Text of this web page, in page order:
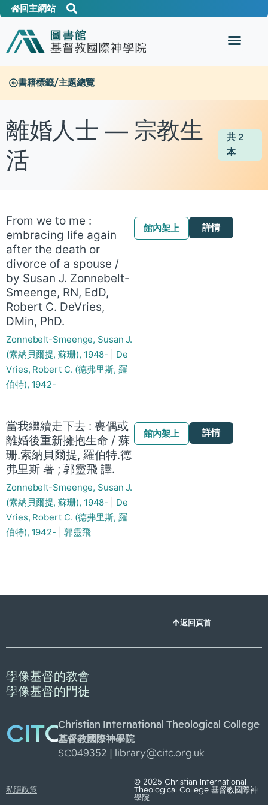
回主網站
書籍標籤/主題總覽
離婚人士 — 宗教生
活
共 2
本
From we to me :
embracing life again
after the death or
divorce of a spouse /
by Susan J. Zonnebelt-
Smeenge, RN, EdD,
Robert C. DeVries,
DMin, PhD.
Zonnebelt-Smeenge, Susan J.
(索納貝爾提, 蘇珊), 1948-
De
Vries, Robert C. (德弗里斯, 羅
伯特), 1942-
館內架上 詳情
當我繼續走下去 : 喪偶或
離婚後重新擁抱生命 / 蘇
珊.索納貝爾提, 羅伯特.德
弗里斯 著 ; 郭靈飛 譯.
Zonnebelt-Smeenge, Susan J.
(索納貝爾提, 蘇珊), 1948-
De
Vries, Robert C. (德弗里斯, 羅
伯特), 1942-
郭靈飛
館內架上 詳情
返回頁首
學像基督的教會
學像基督的門徒
CITCChristian International Theological College
基督教國際神學院
SC049352 |
library@citc.org.uk
私隱政策
© 2025 Christian International
Theological College 基督教國際神
學院